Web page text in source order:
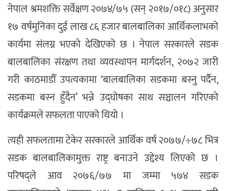
नेपाल श्रमशक्ति सर्वेक्षण २०७४/७५ (सन् २०१७/०१८) अनुसार
१७ वर्षमुनिका दुई लाख ८६ हजार बालबालिका आर्थिकलाभको
कार्यमा संलग्न भएको देखिएको छ । नेपाल सरकारले सडक
बालबालिका संरक्षण तथा व्यवस्थापन मार्गदर्शन, २०७२ जारी
गरी काठमाडौँ उपत्यकामा ‘बालबालिका सडकमा बस्नु पर्दैन,
सडकमा बस्न हुँदैन’ भन्ने उद्घोषका साथ सञ्चालन गरिएको
कार्यक्रमले सफलता पाएको थियो ।
त्यही सफलतामा टेकेर सरकारले आर्थिक वर्ष २०७७/÷७८ भित्र
सडक बालबालिकामुक्त राष्ट्र बनाउने उद्देश्य लिएको छ ।
परिषद्ले आव २०७६/७७ मा जम्मा ५७४ सडक